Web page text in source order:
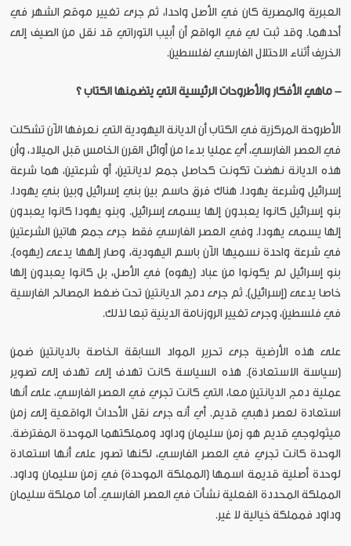
العبرية والمصرية كان في الأصل واحدا، ثم جرى تغيير موقع الشهر في
أحدهما. وقد ثبت لي في الواقع أن أبيب التوراتي قد نقل من الصيف إلى
الخريف أثناء الاحتلال الفارسي لفلسطين.
- ماهي الأفكار والأطروحات الرئيسية التي يتضمنها الكتاب ؟
الأطروحة المركزية في الكتاب أن الديانة اليهودية التي نعرفها الآن تشكلت
في العصر الفارسي، أي عمليا بدءا من أوائل القرن الخامس قبل الميلاد، وأن
هذه الديانة نهضت تكونت كحاصل جمع لديانتين، أو شرعتين، هما شرعة
إسرائيل وشرعة يهودا. هناك فرق حاسم بين بني إسرائيل وبين بني يهودا.
بنو إسرائيل كانوا يعبدون إلها يسمى إسرائيل. وبنو يهودا كانوا يعبدون
إلها يسمى يهودا. وفي العصر الفارسي فقط جرى جمع هاتين الشرعتين
في شرعة واحدة نسميها الآن باسم اليهودية، وصار إلهها يدعى (يهوه).
بنو إسرائيل لم يكونوا من عباد (يهوه) في الأصل، بل كانوا يعبدون إلها
خاصا يدعى (إسرائيل). ثم جرى دمج الديانتين تحت ضغط المصالح الفارسية
في فلسطين، وجرى تغيير الروزنامة الدينية تبعا لذلك.
على هذه الأرضية جرى تحرير المواد السابقة الخاصة بالديانتين ضمن
(سياسة الاستعادة). هذه السياسة كانت تهدف إلى تهدف إلى تصوير
عملية دمج الديانتين معا، التي كانت تجري في العصر الفارسي، على أنها
استعادة لعصر ذهبي قديم. أي أنه جرى نقل الأحداث الواقعية إلى زمن
ميثولوجي قديم هو زمن سليمان وداود ومملكتهما الموحدة المفترضة.
الوحدة كانت تجري في العصر الفارسي، لكنها تصور على أنها استعادة
لوحدة أصلية قديمة اسمها (المملكة الموحدة) في زمن سليمان وداود.
المملكة المحددة الفعلية نشأت في العصر الفارسي. أما مملكة سليمان
وداود فمملكة خيالية لا غير.